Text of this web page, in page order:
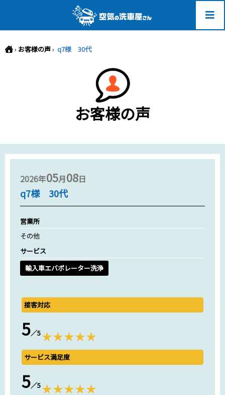
› お客様の声› q7様 30代
お客様の声
2026年05月08日
q7様 30代
営業所
その他
サービス
輸入車エバポレーター洗浄
接客対応
5／5
サービス満足度
5／5